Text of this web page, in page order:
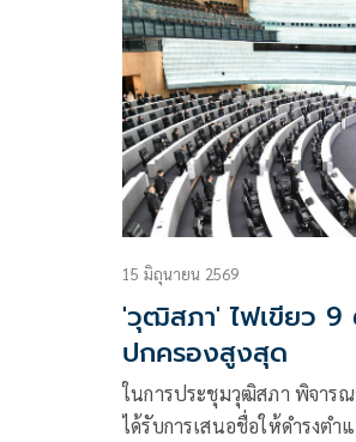
15 มิถุนายน 2569
'วุฒิสภา' ไฟเขียว 9
ปกครองสูงสุด
ในการประชุมวุฒิสภา พิจาร
ได้รับการเสนอชื่อให้ดำรงตำ